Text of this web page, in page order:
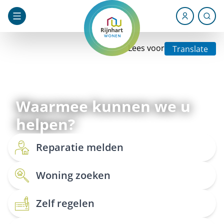
Lees voor Translate
Waarmee kunnen we u
helpen?
Reparatie melden
Woning zoeken
Zelf regelen